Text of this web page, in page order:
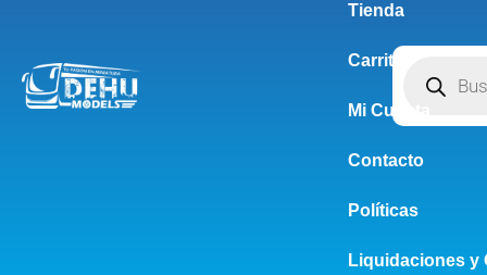
Tienda
Carrito
Mi Cuenta
Contacto
Políticas
Liquidaciones y